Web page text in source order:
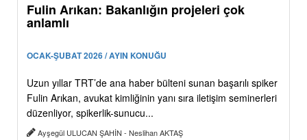
Fulin Arıkan: Bakanlığın projeleri çok
anlamlı
OCAK-ŞUBAT 2026 / AYIN KONUĞU
Uzun yıllar TRT’de ana haber bülteni sunan başarılı spiker
Fulin Arıkan, avukat kimliğinin yanı sıra iletişim seminerleri
düzenliyor, spikerlik-sunucu...
Ayşegül ULUCAN ŞAHİN - Neslihan AKTAŞ